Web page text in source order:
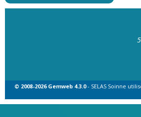
© 2008-2026 Gemweb 4.3.0- SELAS Soinne